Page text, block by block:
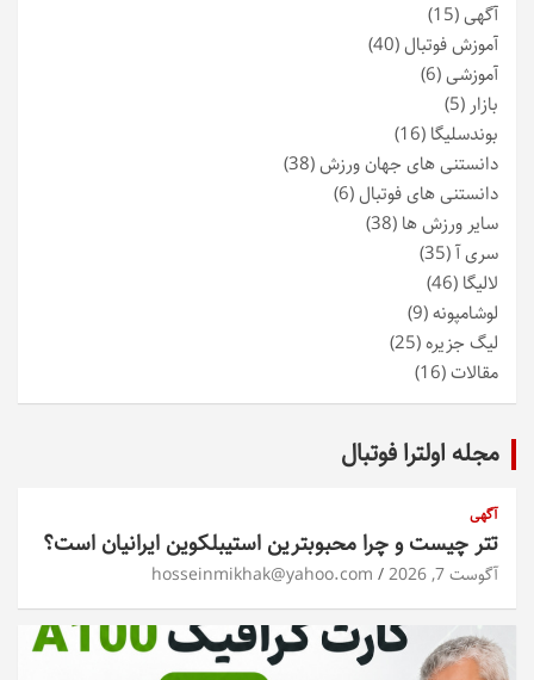
آگهی(15)
آموزش فوتبال(40)
آموزشی(6)
بازار (5)
بوندسلیگا (16)
دانستنی های جهان ورزش(38)
دانستنی های فوتبال(6)
سایر ورزش ها (38)
سری آ(35)
لالیگا (46)
لوشامپونه(9)
لیگ جزیره(25)
مقالات(16)
مجله اولترا فوتبال
آگهی
تتر چیست و چرا محبوبترین استیبلکوین ایرانیان است؟
آگوست 7, 2026 hosseinmikhak@yahoo.com